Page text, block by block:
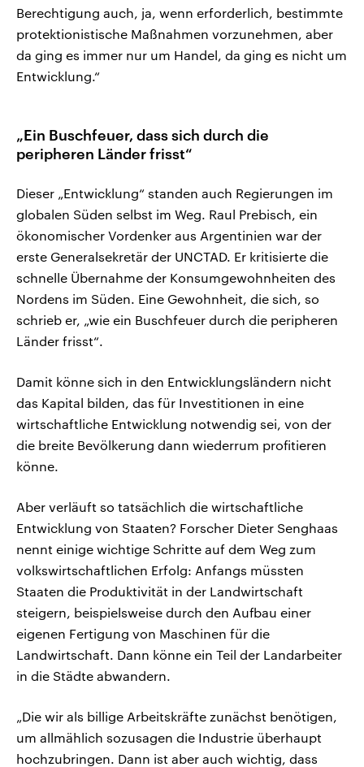
Berechtigung auch, ja, wenn erforderlich, bestimmte
protektionistische Maßnahmen vorzunehmen, aber
da ging es immer nur um Handel, da ging es nicht um
Entwicklung.“
„Ein Buschfeuer, dass sich durch die
peripheren Länder frisst“
Dieser „Entwicklung“ standen auch Regierungen im
globalen Süden selbst im Weg. Raul Prebisch, ein
ökonomischer Vordenker aus Argentinien war der
erste Generalsekretär der UNCTAD. Er kritisierte die
schnelle Übernahme der Konsumgewohnheiten des
Nordens im Süden. Eine Gewohnheit, die sich, so
schrieb er, „wie ein Buschfeuer durch die peripheren
Länder frisst“.
Damit könne sich in den Entwicklungsländern nicht
das Kapital bilden, das für Investitionen in eine
wirtschaftliche Entwicklung notwendig sei, von der
die breite Bevölkerung dann wiederrum profitieren
könne.
Aber verläuft so tatsächlich die wirtschaftliche
Entwicklung von Staaten? Forscher Dieter Senghaas
nennt einige wichtige Schritte auf dem Weg zum
volkswirtschaftlichen Erfolg: Anfangs müssten
Staaten die Produktivität in der Landwirtschaft
steigern, beispielsweise durch den Aufbau einer
eigenen Fertigung von Maschinen für die
Landwirtschaft. Dann könne ein Teil der Landarbeiter
in die Städte abwandern.
„Die wir als billige Arbeitskräfte zunächst benötigen,
um allmählich sozusagen die Industrie überhaupt
hochzubringen. Dann ist aber auch wichtig, dass